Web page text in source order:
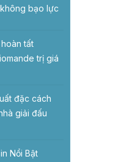
bạo lực
tất
trị giá
đặc cách
giải đấu
Nổi Bật